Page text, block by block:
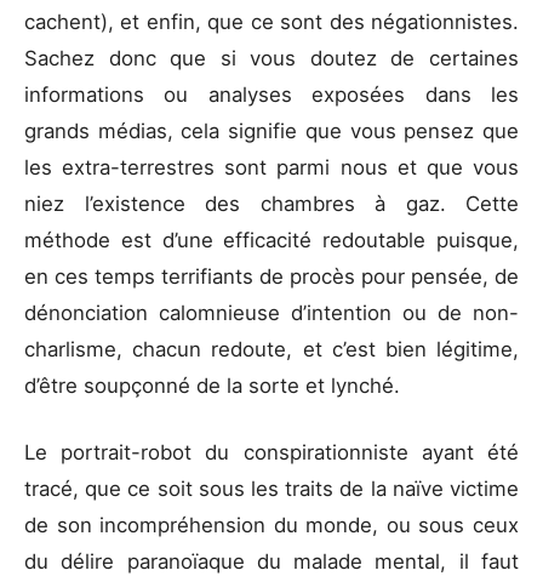
cachent), et enfin, que ce sont des négationnistes.
Sachez donc que si vous doutez de certaines
informations ou analyses exposées dans les
grands médias, cela signifie que vous pensez que
les extra-terrestres sont parmi nous et que vous
niez l’existence des chambres à gaz. Cette
méthode est d’une efficacité redoutable puisque,
en ces temps terrifiants de procès pour pensée, de
dénonciation calomnieuse d’intention ou de non-
charlisme, chacun redoute, et c’est bien légitime,
d’être soupçonné de la sorte et lynché.
Le portrait-robot du conspirationniste ayant été
tracé, que ce soit sous les traits de la naïve victime
de son incompréhension du monde, ou sous ceux
du délire paranoïaque du malade mental, il faut